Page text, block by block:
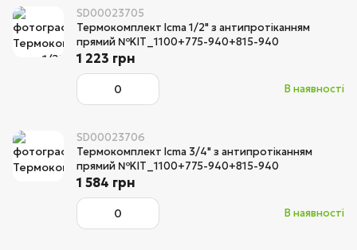
SD00023705
Термокомплект Icma 1/2" з антипротіканням
прямий №KIT_1100+775-940+815-940
В наявності
1 223 грн
SD00023706
Термокомплект Icma 3/4" з антипротіканням
прямий №KIT_1100+775-940+815-940
В наявності
1 584 грн